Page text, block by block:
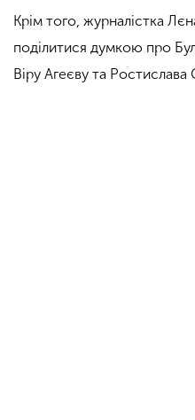
Крім того, журналістка
поділитися думкою про
Віру Агеєву та Ростислава